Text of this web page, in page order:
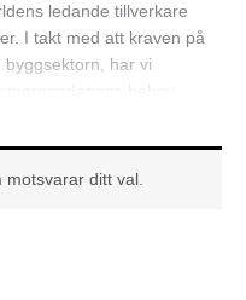
ledande tillverkare
I takt med att kraven på
har vi
behov
där vi kombinerar
med avancerad
ditt val.